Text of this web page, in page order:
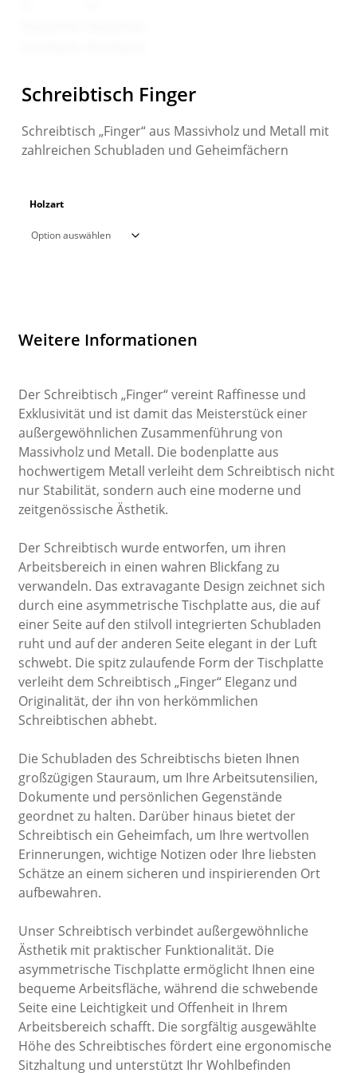
Schreibtisch Finger
Schreibtisch „Finger“ aus Massivholz und Metall mit
zahlreichen Schubladen und Geheimfächern
Holzart
Weitere Informationen
Der Schreibtisch „Finger“ vereint Raffinesse und
Exklusivität und ist damit das Meisterstück einer
außergewöhnlichen Zusammenführung von
Massivholz und Metall. Die bodenplatte aus
hochwertigem Metall verleiht dem Schreibtisch nicht
nur Stabilität, sondern auch eine moderne und
zeitgenössische Ästhetik.
Der Schreibtisch wurde entworfen, um ihren
Arbeitsbereich in einen wahren Blickfang zu
verwandeln. Das extravagante Design zeichnet sich
durch eine asymmetrische Tischplatte aus, die auf
einer Seite auf den stilvoll integrierten Schubladen
ruht und auf der anderen Seite elegant in der Luft
schwebt. Die spitz zulaufende Form der Tischplatte
verleiht dem Schreibtisch „Finger“ Eleganz und
Originalität, der ihn von herkömmlichen
Schreibtischen abhebt.
Die Schubladen des Schreibtischs bieten Ihnen
großzügigen Stauraum, um Ihre Arbeitsutensilien,
Dokumente und persönlichen Gegenstände
geordnet zu halten. Darüber hinaus bietet der
Schreibtisch ein Geheimfach, um Ihre wertvollen
Erinnerungen, wichtige Notizen oder Ihre liebsten
Schätze an einem sicheren und inspirierenden Ort
aufbewahren.
Unser Schreibtisch verbindet außergewöhnliche
Ästhetik mit praktischer Funktionalität. Die
asymmetrische Tischplatte ermöglicht Ihnen eine
bequeme Arbeitsfläche, während die schwebende
Seite eine Leichtigkeit und Offenheit in Ihrem
Arbeitsbereich schafft. Die sorgfältig ausgewählte
Höhe des Schreibtisches fördert eine ergonomische
Sitzhaltung und unterstützt Ihr Wohlbefinden